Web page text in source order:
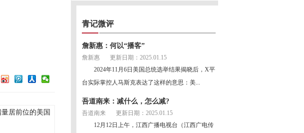
居前位的美国
青记微评
詹新惠：何以“播客”
詹新惠
更新日期：2025.01.15
2024年11月6日美国总统选举结果揭晓后，X平
台实际掌控人马斯克表达了这样的意思：美...
吾道南来：减什么，怎么减?
吾道南来
更新日期：2025.01.15
12月12日上午，江西广播电视台（江西广电传